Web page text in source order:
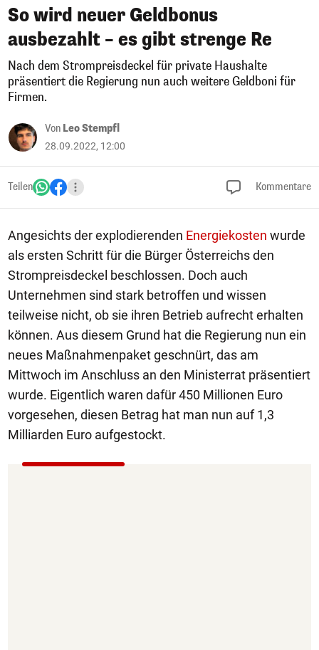
So wird neuer Geldbonus
ausbezahlt – es gibt strenge Re
Nach dem Strompreisdeckel für private Haushalte
präsentiert die Regierung nun auch weitere Geldboni für
Firmen.
Von Leo Stempfl
28.09.2022, 12:00
Teilen Kommentare
Angesichts der explodierenden Energiekosten wurde
als ersten Schritt für die Bürger Österreichs den
Strompreisdeckel beschlossen. Doch auch
Unternehmen sind stark betroffen und wissen
teilweise nicht, ob sie ihren Betrieb aufrecht erhalten
können. Aus diesem Grund hat die Regierung nun ein
neues Maßnahmenpaket geschnürt, das am
Mittwoch im Anschluss an den Ministerrat präsentiert
wurde. Eigentlich waren dafür 450 Millionen Euro
vorgesehen, diesen Betrag hat man nun auf 1,3
Milliarden Euro aufgestockt.